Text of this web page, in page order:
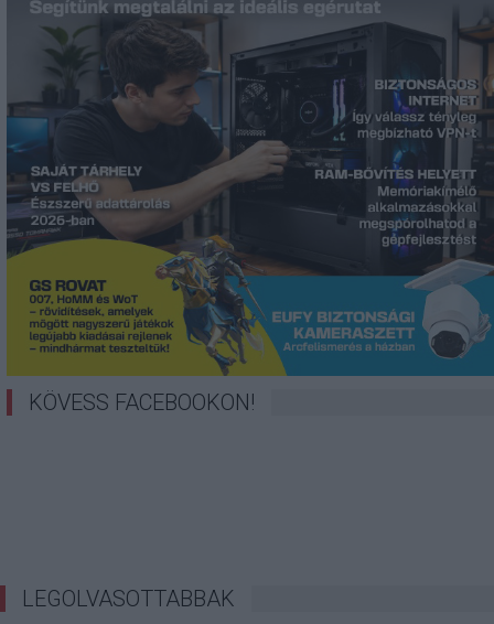
KÖVESS FACEBOOKON!
LEGOLVASOTTABBAK